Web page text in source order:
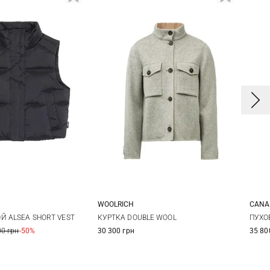
M L
SHORT VEST
грн-50%
S M
WOOLRICH
КУРТКА DOUBLE WOOL
30 300 грн
35